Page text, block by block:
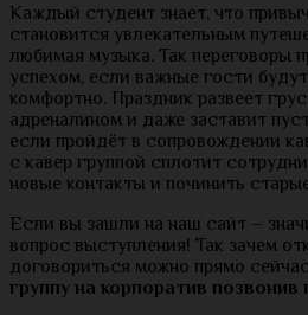
Каждый студент знает, что
становится увлекательным
любимая музыка. Так переговоры
успехом, если важные гости
комфортно. Праздник развеет
адреналином и даже заставит
если пройдёт в сопровождении
с кавер группой сплотит
новые контакты и починить
Если вы зашли на наш сайт –
вопрос выступления! Так зачем
договориться можно прямо
группу на корпоратив позвонив